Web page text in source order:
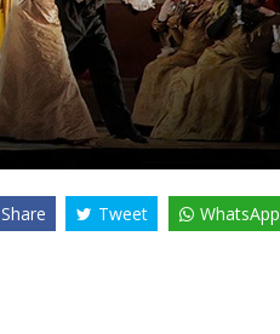
Share Tweet WhatsApp